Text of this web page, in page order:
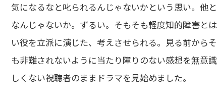
気になるなと叱られるんじゃないかという思い。他
なんじゃないか。ずるい。そもそも軽度知的障害と
い役を立派に演じた、考えさせられる。見る前から
も非難されないように当たり障りのない感想を無意
しくない視聴者のままドラマを見始めました。